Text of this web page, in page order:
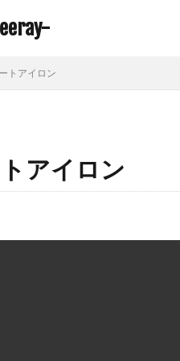
トアイロン
アイロン